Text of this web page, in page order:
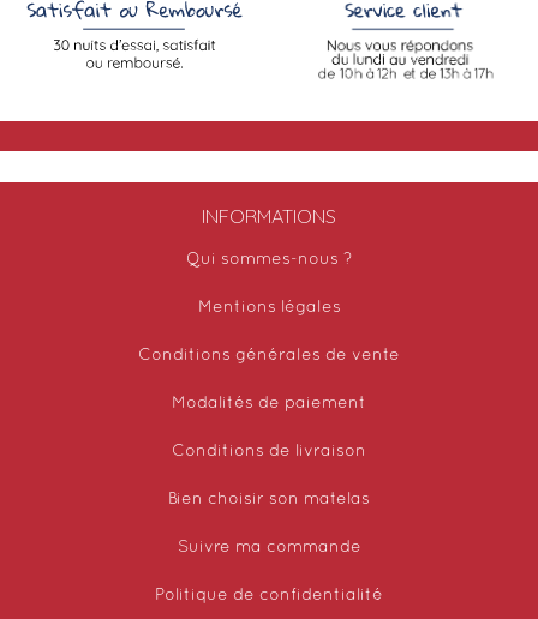
INFORMATIONS
Qui sommes-nous ?
Mentions légales
Conditions générales de vente
Modalités de paiement
Conditions de livraison
Bien choisir son matelas
Suivre ma commande
Politique de confidentialité